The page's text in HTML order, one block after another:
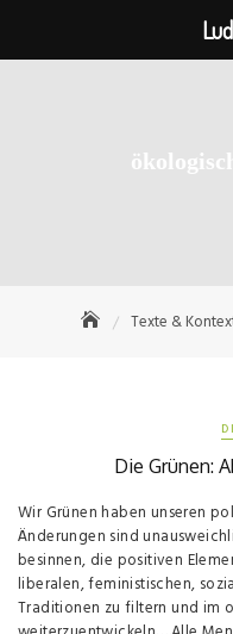
Texte &
Die Grünen:
Wir Grünen haben unseren
Änderungen sind
besinnen, die positiven
liberalen, feministischen,
Traditionen zu filtern und im